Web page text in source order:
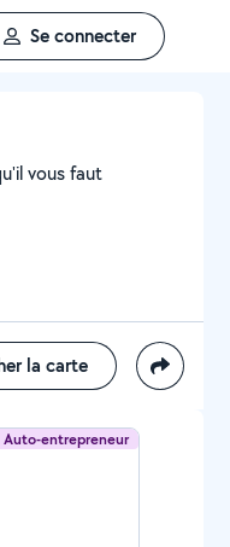
Se connecter
vous faut
la carte
Auto-entrepreneur